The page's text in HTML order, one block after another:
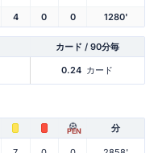
4 0 0 1280'
カード / 90分毎
0.24 カード
PEN
分